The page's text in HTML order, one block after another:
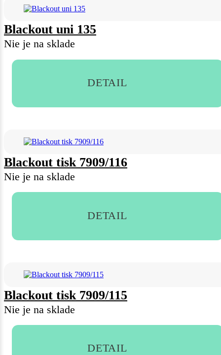
Blackout uni 135
Nie je na sklade
DETAIL
Blackout tisk 7909/116
Nie je na sklade
DETAIL
Blackout tisk 7909/115
Nie je na sklade
DETAIL